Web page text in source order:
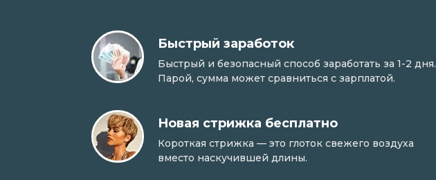
Быстрый заработок
Быстрый и безопасный способ заработать за 1-2 дня.
Парой, сумма может сравниться с зарплатой.
Новая стрижка бесплатно
Короткая стрижка — это глоток свежего воздуха
вместо наскучившей длины.